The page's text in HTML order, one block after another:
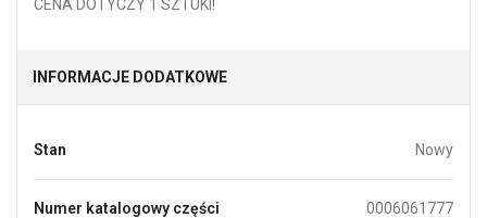
CENA DOTYCZY 1 SZTUKI!
INFORMACJE DODATKOWE
Stan Nowy
Numer katalogowy części 0006061777